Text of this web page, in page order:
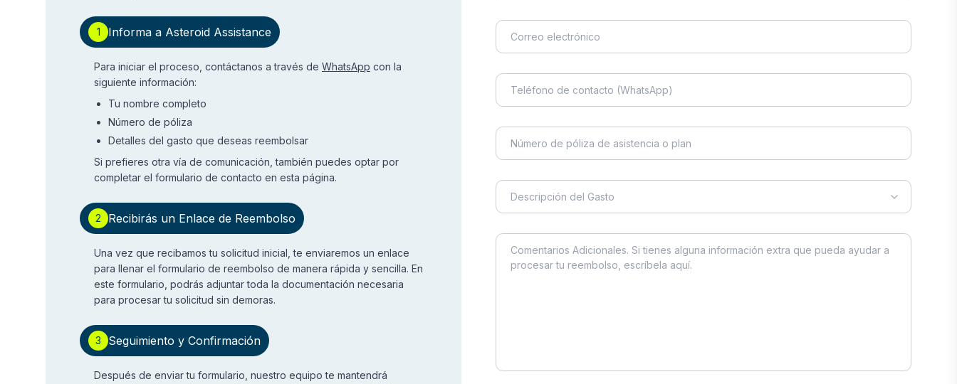
1 Informa a Asteroid Assistance
Para iniciar el proceso, contáctanos a través de WhatsApp con la
siguiente información:
Tu nombre completo
Número de póliza
Detalles del gasto que deseas reembolsar
Si prefieres otra vía de comunicación, también puedes optar por
completar el formulario de contacto en esta página.
2 Recibirás un Enlace de Reembolso
Una vez que recibamos tu solicitud inicial, te enviaremos un enlace
para llenar el formulario de reembolso de manera rápida y sencilla. En
este formulario, podrás adjuntar toda la documentación necesaria
para procesar tu solicitud sin demoras.
3 Seguimiento y Confirmación
Después de enviar tu formulario, nuestro equipo te mantendrá